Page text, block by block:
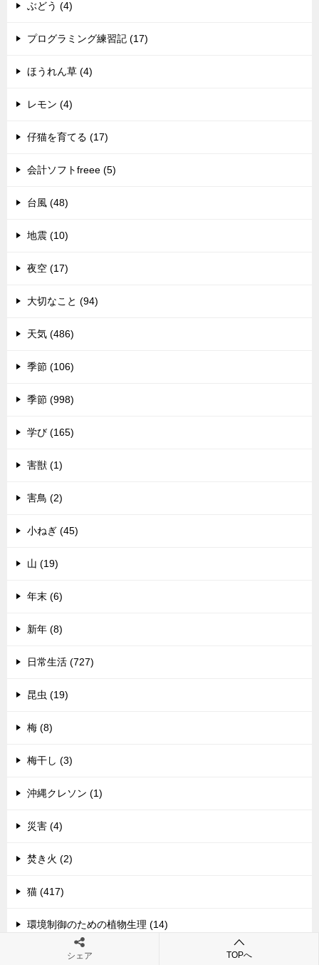
ぶどう (4)
プログラミング練習記 (17)
ほうれん草 (4)
レモン (4)
仔猫を育てる (17)
会計ソフトfreee (5)
台風 (48)
地震 (10)
夜空 (17)
大切なこと (94)
天気 (486)
季節 (106)
季節 (998)
学び (165)
害獣 (1)
害鳥 (2)
小ねぎ (45)
山 (19)
年末 (6)
新年 (8)
日常生活 (727)
昆虫 (19)
梅 (8)
梅干し (3)
沖縄クレソン (1)
災害 (4)
焚き火 (2)
猫 (417)
環境制御のための植物生理 (14)
シェア TOPへ